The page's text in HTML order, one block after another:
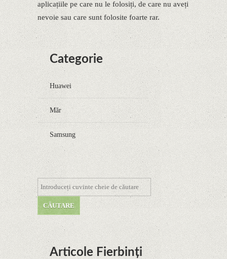
aplicațiile pe care nu le folosiți, de care nu aveți
nevoie sau care sunt folosite foarte rar.
Categorie
Huawei
Măr
Samsung
Articole Fierbinți